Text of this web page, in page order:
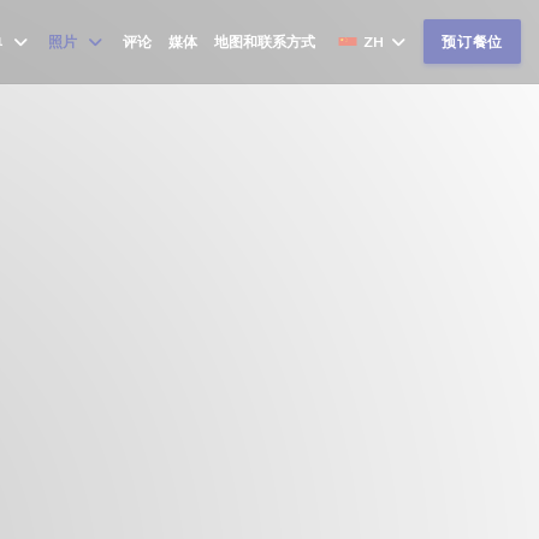
照片 评论 媒体 地图和联系方式 ZH 预订餐位